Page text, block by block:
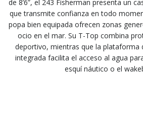
de 8’6”, el 243 Fisherman presenta un
que transmite confianza en todo
popa bien equipada ofrecen zonas
ocio en el mar. Su T-Top combina
deportivo, mientras que la plataforma
integrada facilita el acceso al agua
esquí náutico o el